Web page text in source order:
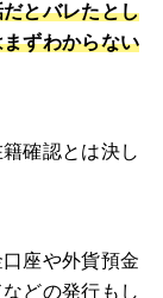
とバレたとし
ずわからない
確認とは決し
座や外貨預金
どの発行もし